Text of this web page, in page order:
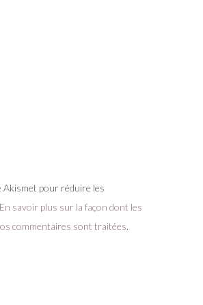
Akismet pour réduire les
En savoir plus sur la façon dont les
commentaires sont traitées.